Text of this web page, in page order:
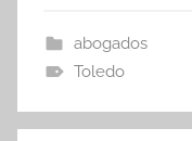
abogados
Toledo